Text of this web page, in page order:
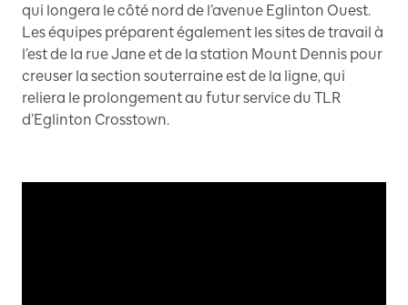
qui longera le côté nord de l’avenue Eglinton Ouest.
Les équipes préparent également les sites de travail à
l’est de la rue Jane et de la station Mount Dennis pour
creuser la section souterraine est de la ligne, qui
reliera le prolongement au futur service du TLR
d’Eglinton Crosstown.